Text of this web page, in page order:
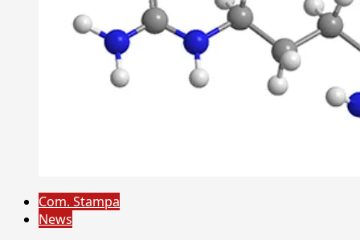
Com. Stampa
News